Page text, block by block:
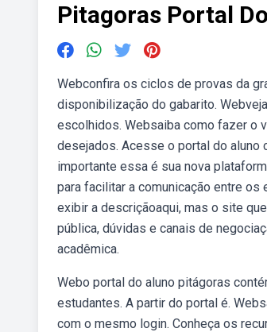
Pitagoras Portal
Webconfira os ciclos de provas da
disponibilização do gabarito.
escolhidos. Websaiba como fazer o
desejados. Acesse o portal do aluno
importante essa é sua nova
para facilitar a comunicação entre
exibir a descriçãoaqui, mas o site
pública, dúvidas e canais de
acadêmica.
Webo portal do aluno pitágoras
estudantes. A partir do portal é.
com o mesmo login. Conheça os